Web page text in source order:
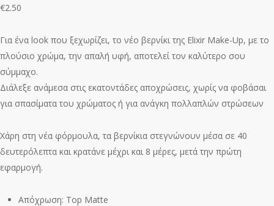
€2.50
Για ένα look που ξεχωρίζει, το νέο βερνίκι της Elixir Make-Up, με το
πλούσιο χρώμα, την απαλή υφή, αποτελεί τον καλύτερο σου
σύμμαχο.
Διάλεξε ανάμεσα στις εκατοντάδες αποχρώσεις, χωρίς να φοβάσαι
για σπασίματα του χρώματος ή για ανάγκη πολλαπλών στρώσεων
Χάρη στη νέα φόρμουλα, τα βερνίκια στεγνώνουν μέσα σε 40
δευτερόλεπτα και κρατάνε μέχρι και 8 μέρες, μετά την πρώτη
εφαρμογή.
Απόχρωση: Top Matte